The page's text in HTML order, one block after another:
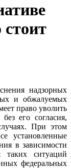
стоит
надзорных
и обжалуемых
право уволить
его согласия,
При этом
установленные
в зависимости
ситуаций
федеральных